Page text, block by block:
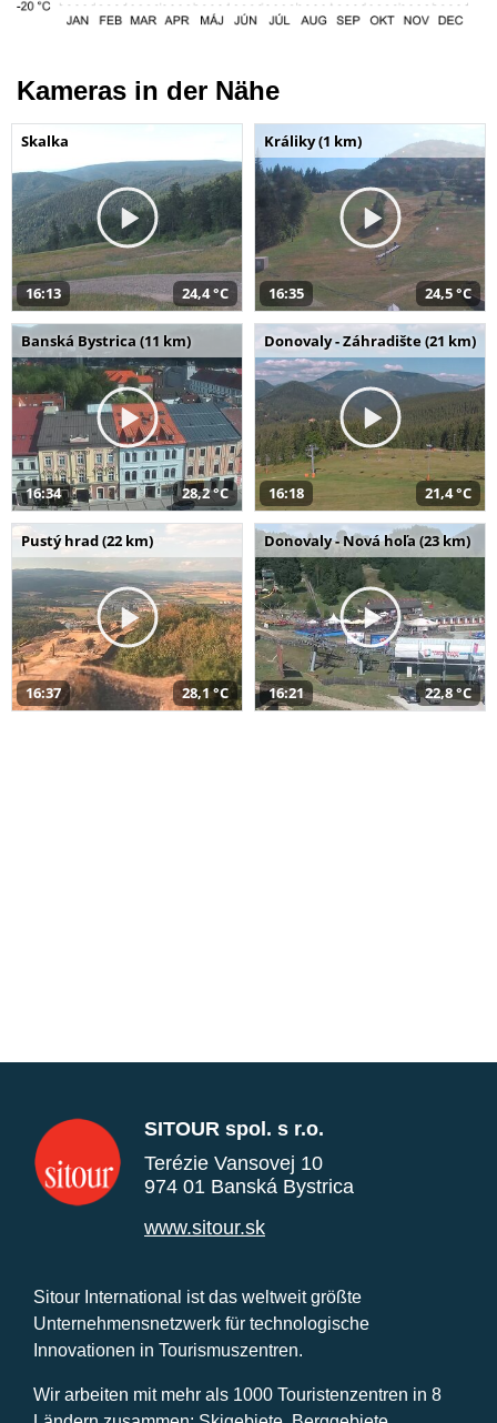
Kameras in der Nähe
Skalka
16:13 24,4 °C
Králiky (1 km)
16:35 24,5 °C
Banská Bystrica (11 km)
16:34 28,2 °C
Donovaly - Záhradište (21 km)
16:18 21,4 °C
Pustý hrad (22 km)
16:37 28,1 °C
Donovaly - Nová hoľa (23 km)
16:21 22,8 °C
SITOUR spol. s r.o.
Terézie Vansovej 10
974 01 Banská Bystrica
www.sitour.sk
Sitour International ist das weltweit größte
Unternehmensnetzwerk für technologische
Innovationen in Tourismuszentren.
Wir arbeiten mit mehr als 1000 Touristenzentren in 8